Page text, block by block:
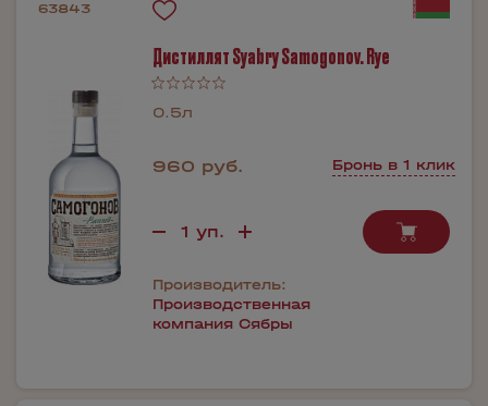
63843
Дистиллят Syabry Samogonov. Rye
0.5л
960 руб. Бронь в 1 клик
Производитель:
Производственная
компания Сябры